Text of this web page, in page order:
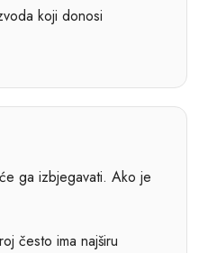
koji donosi
ga izbjegavati. Ako je
često ima najširu